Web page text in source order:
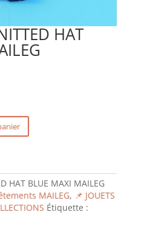
HAT
HAT BLUE MAXI MAILEG
MAILEG, 📌 JOUETS
Étiquette :